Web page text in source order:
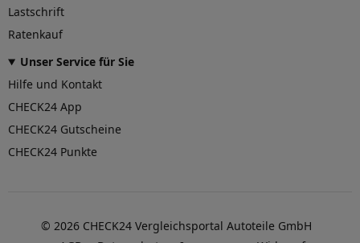
Herstellerkontakt
Lastschrift
Ratenkauf
Unser Service für Sie
Hilfe und Kontakt
CHECK24 App
CHECK24 Gutscheine
CHECK24 Punkte
© 2026 CHECK24 Vergleichsportal Autoteile GmbH